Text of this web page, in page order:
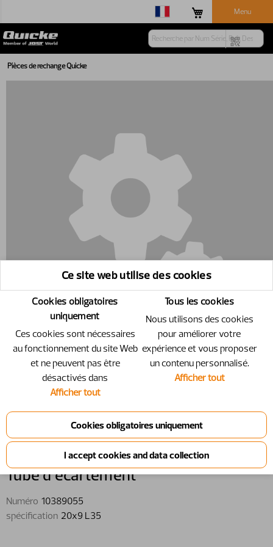
Menu
Pièces de rechange Quicke
10389055 - Tube d’écartement -
20x9 L35
Tube d’écartement
Numéro 10389055
spécification 20x9 L35
Ce site web utilise des cookies
Cookies obligatoires
uniquement
Ces cookies sont nécessaires
au fonctionnement du site Web
et ne peuvent pas être
désactivés dans
Afficher tout
Tous les cookies
Nous utilisons des cookies
pour améliorer votre
expérience et vous proposer
un contenu personnalisé.
Afficher tout